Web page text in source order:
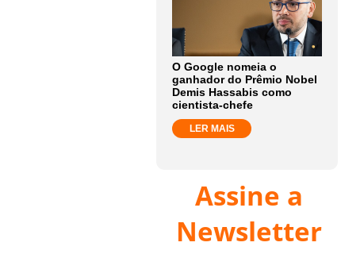
O Google nomeia o
ganhador do Prêmio Nobel
Demis Hassabis como
cientista-chefe
LER MAIS
Assine a
Newsletter